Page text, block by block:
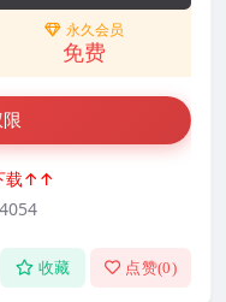
永久会员
免费
载↑↑
收藏 点赞(0)